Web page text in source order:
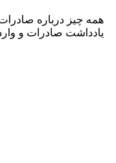
همه چیز درباره
یادداشت صادرات و